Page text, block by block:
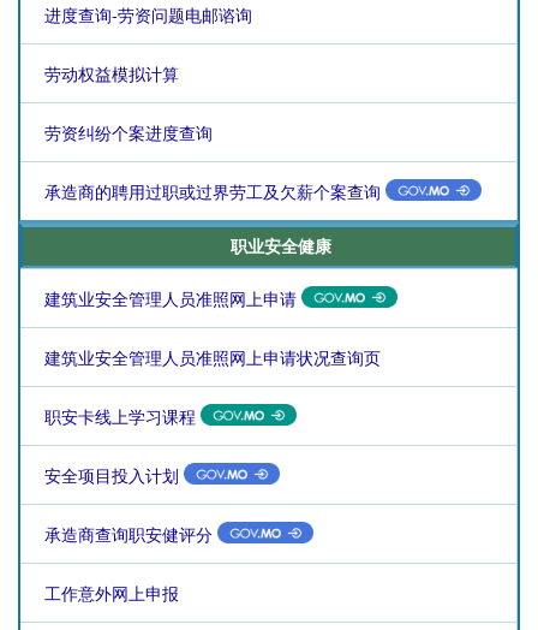
进度查询-劳资问题电邮谘询
劳动权益模拟计算
劳资纠纷个案进度查询
承造商的聘用过职或过界劳工及欠薪个案查询
职业安全健康
建筑业安全管理人员准照网上申请
建筑业安全管理人员准照网上申请状况查询页
职安卡线上学习课程
安全项目投入计划
承造商查询职安健评分
工作意外网上申报